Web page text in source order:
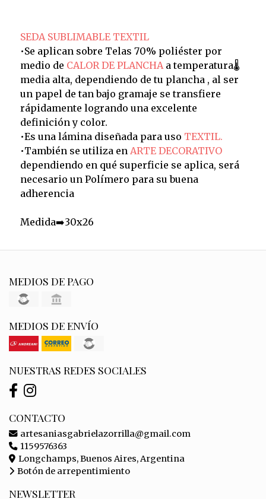
SEDA SUBLIMABLE TEXTIL
•Se aplican sobre Telas 70% poliéster por
medio de CALOR DE PLANCHA a temperatura🌡️
media alta, dependiendo de tu plancha , al ser
un papel de tan bajo gramaje se transfiere
rápidamente logrando una excelente
definición y color.
•Es una lámina diseñada para uso TEXTIL.
•También se utiliza en ARTE DECORATIVO
dependiendo en qué superficie se aplica, será
necesario un Polímero para su buena
adherencia
Medida➡️30x26
MEDIOS DE PAGO
MEDIOS DE ENVÍO
NUESTRAS REDES SOCIALES
CONTACTO
artesaniasgabrielazorrilla@gmail.com
1159576363
Longchamps, Buenos Aires, Argentina
Botón de arrepentimiento
NEWSLETTER